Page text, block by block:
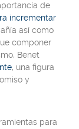
de
incrementar
así como
componer
Benet
, una figura
y
para